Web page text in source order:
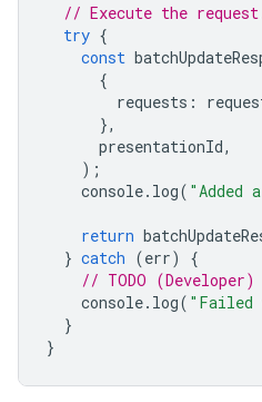
// Execute the
try {
const
{
requests :
},
presentationId,
);
console. log( "Added
return
} catch (err)
{
// TODO
console. log( "Failed
}
}